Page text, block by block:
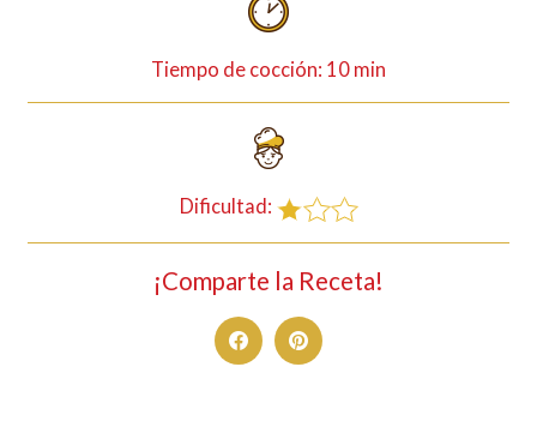
Tiempo de cocción: 10 min
Dificultad:
¡Comparte la Receta!